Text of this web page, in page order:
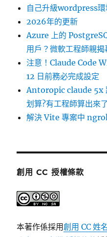
自己升級wordpress
2026年的更新
Azure 上的
用戶？微軟工程師親揭
注意！Claude Code
12 日前務必完成設定
Antoropic claude 5x
划算?有工程師算出來
解決 Vite 專案中
創用 CC 授權條款
本著作係採用創用 CC 姓